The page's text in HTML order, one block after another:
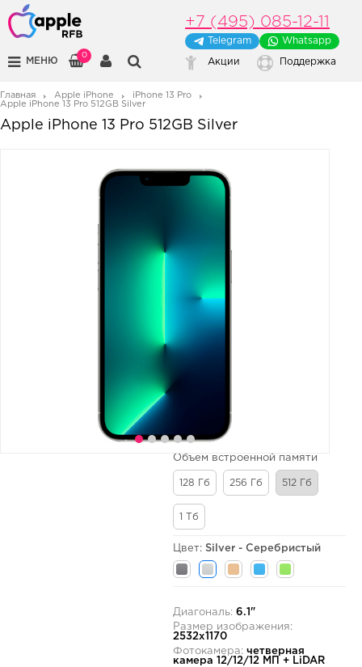
МЕНЮ
0
+7 (495) 085-12-11
Telegram Whatsapp
Акции Поддержка
Главная Apple iPhone
iPhone 13 Pro
Apple iPhone 13 Pro 512GB Silver
Apple iPhone 13 Pro 512GB Silver
Объем встроенной памяти
128 Гб 256 Гб 512 Гб
1 Тб
Цвет: Silver - Серебристый
Диагональ: 6.1"
Размер изображения:
2532x1170
Фотокамера: четверная
камера 12/12/12 МП + LiDAR